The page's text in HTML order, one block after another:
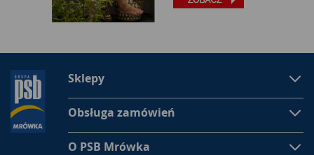
Sklepy
Obsługa zamówień
O PSB Mrówka